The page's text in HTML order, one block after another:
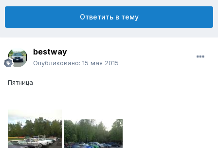
Ответить в тему
bestway
Опубликовано: 15 мая 2015
Пятница